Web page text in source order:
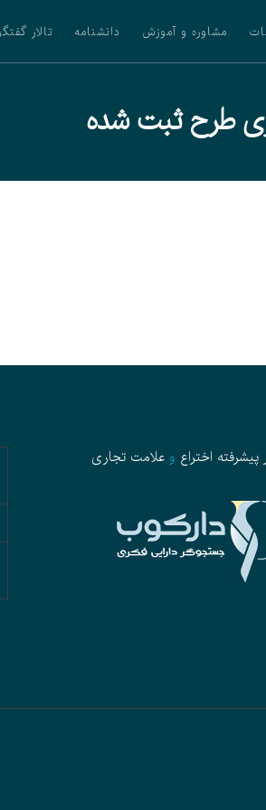
مشاوره و آموزش دانشنامه تالار
طرح ثبت شده
اختراع وعلامت تجاری